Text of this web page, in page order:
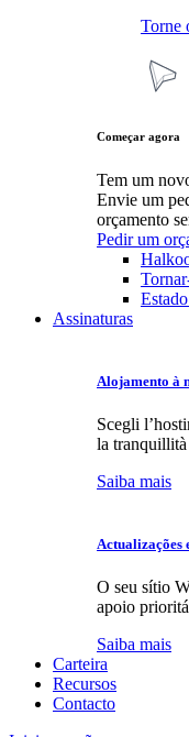
Torne
Começar agora
Tem um
Envie um
orçamento
Pedir um
Assinaturas
Alojamento à
Scegli
la
Saiba mais
Actualizações
O seu sítio
apoio
Saiba mais
Carteira
Recursos
Contacto